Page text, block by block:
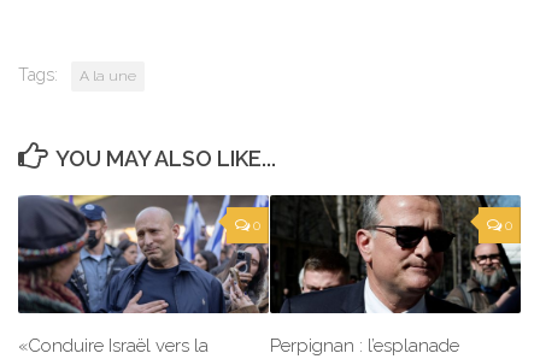
Tags: A la une
YOU MAY ALSO LIKE...
0
«Conduire Israël vers la
0
Perpignan : l’esplanade